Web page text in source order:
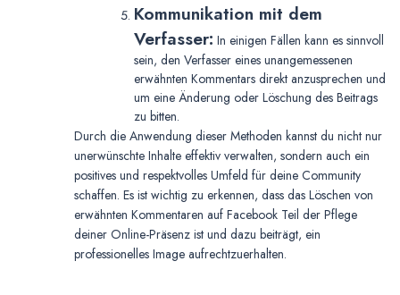
Kommunikation mit dem
Verfasser: In einigen Fällen kann es sinnvoll
sein, den Verfasser eines unangemessenen
erwähnten Kommentars direkt anzusprechen und
um eine Änderung oder Löschung des Beitrags
zu bitten.
Durch die Anwendung dieser Methoden kannst du nicht nur
unerwünschte Inhalte effektiv verwalten, sondern auch ein
positives und respektvolles Umfeld für deine Community
schaffen. Es ist wichtig zu erkennen, dass das Löschen von
erwähnten Kommentaren auf Facebook Teil der Pflege
deiner Online-Präsenz ist und dazu beiträgt, ein
professionelles Image aufrechtzuerhalten.